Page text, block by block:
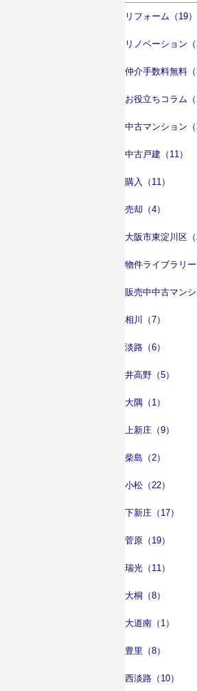
リフォーム（19）
リノベーション（
仲介手数料無料（
お役立ちコラム（
中古マンション（
中古戸建（11）
購入（11）
売却（4）
大阪市東淀川区（
物件ライブラリー
販売中中古マンシ
相川（7）
淡路（6）
井高野（5）
大隅（1）
上新庄（9）
柴島（2）
小松（22）
下新庄（17）
菅原（19）
瑞光（11）
大桐（8）
大道南（1）
豊里（8）
西淡路（10）